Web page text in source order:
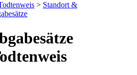
> Standort &